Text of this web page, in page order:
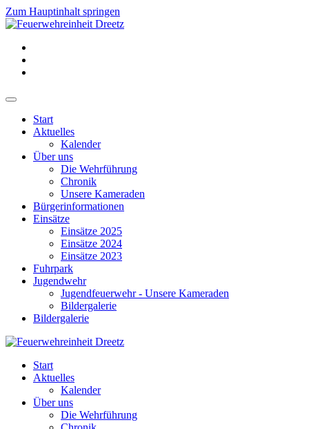
Zum Hauptinhalt springen
Start
Aktuelles
Kalender
Über uns
Die Wehrführung
Chronik
Unsere Kameraden
Bürgerinformationen
Einsätze
Einsätze 2025
Einsätze 2024
Einsätze 2023
Fuhrpark
Jugendwehr
Jugendfeuerwehr - Unsere Kameraden
Bildergalerie
Bildergalerie
Start
Aktuelles
Kalender
Über uns
Die Wehrführung